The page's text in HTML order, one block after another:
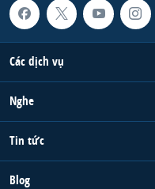
Các dịch vụ
Nghe
Tin tức
Blog